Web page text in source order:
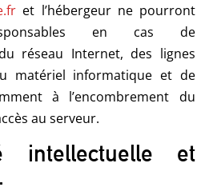
et l’hébergeur ne pourront
en cas de
réseau Internet, des lignes
matériel informatique et de
à l’encombrement du
au serveur.
intellectuelle et